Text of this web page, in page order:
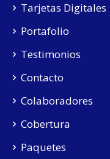
Tarjetas Digitales
Portafolio
Testimonios
Contacto
Colaboradores
Cobertura
Paquetes